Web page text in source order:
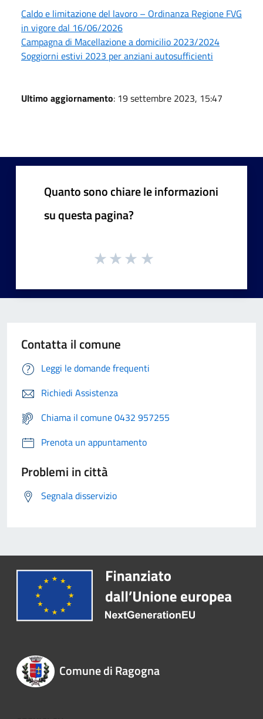
Caldo e limitazione del lavoro – Ordinanza Regione FVG
in vigore dal 16/06/2026
Campagna di Macellazione a domicilio 2023/2024
Soggiorni estivi 2023 per anziani autosufficienti
Ultimo aggiornamento: 19 settembre 2023, 15:47
Quanto sono chiare le informazioni
su questa pagina?
Contatta il comune
Leggi le domande frequenti
Richiedi Assistenza
Chiama il comune 0432 957255
Prenota un appuntamento
Problemi in città
Segnala disservizio
Comune di Ragogna